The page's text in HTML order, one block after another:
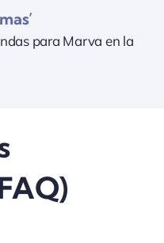
para Marva en la